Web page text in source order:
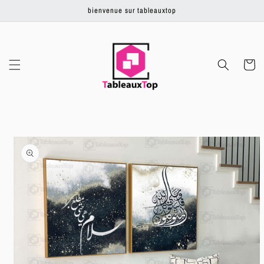
contenu
bienvenue sur tableauxtop
Panier
Passer aux
informations
produits